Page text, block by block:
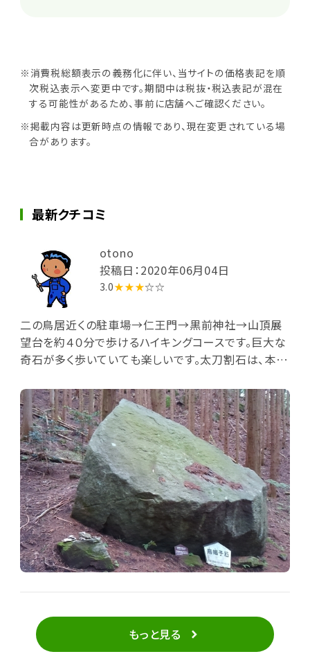
※消費税総額表示の義務化に伴い、当サイトの価格表記を順
次税込表示へ変更中です。期間中は税抜・税込表記が混在
する可能性があるため、事前に店舗へご確認ください。
※掲載内容は更新時点の情報であり、現在変更されている場
合があります。
最新クチコミ
otono
投稿日：2020年06月04日
3.0★★★☆☆
二の鳥居近くの駐車場→仁王門→黒前神社→山頂展
望台を約４０分で歩けるハイキングコースです。巨大な
奇石が多く歩いていても楽しいです。太刀割石は、本当
ですが、山の木の伐採をしているため、神楽石や奈々久
良の滝を見ることができません。伐採終了後はどうな
るかわかりませんが、周回コースとして利用できること
を希望します。
もっと見る